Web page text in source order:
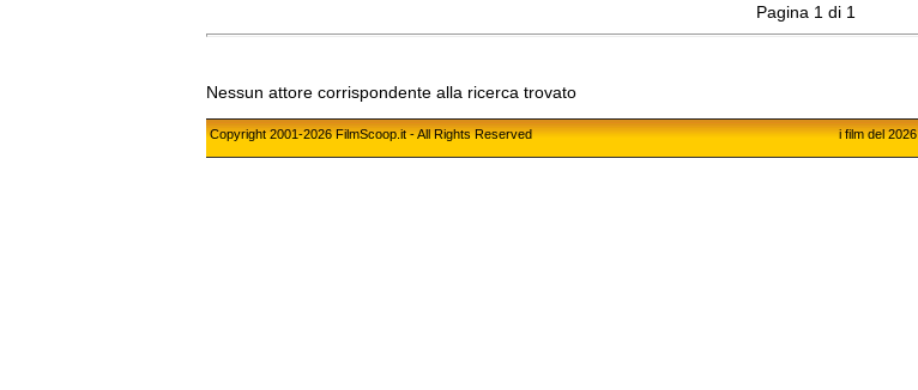
Pagina 1 di 1
Nessun attore corrispondente alla ricerca trovato
i film del 2026
Copyright 2001-2026 FilmScoop.it - All Rights Reserved